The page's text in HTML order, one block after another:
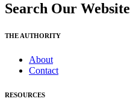
Search Our Website
THE AUTHORITY
About
Contact
RESOURCES